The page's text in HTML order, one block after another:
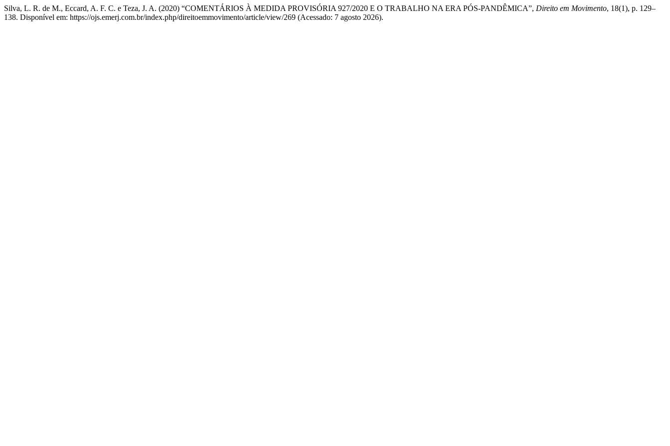
Silva, L. R. de M., Eccard, A. F. C. e Teza, J. A. (2020) “COMENTÁRIOS À MEDIDA PROVISÓRIA 927/2020 E O TRABALHO NA ERA PÓS-PANDÊMICA”, Direito em Movimento, 18(1), p. 129–
138. Disponível em: https://ojs.emerj.com.br/index.php/direitoemmovimento/article/view/269 (Acessado: 7 agosto 2026).